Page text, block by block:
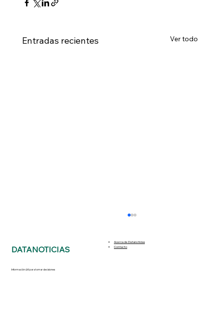
Entradas recientes Ver todo
DATANOTICIAS
Información útil para tomar decisiones
Acerca de Datanoticias
Contacto